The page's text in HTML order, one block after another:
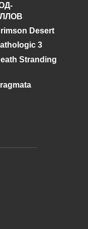
Desert
3
Stranding